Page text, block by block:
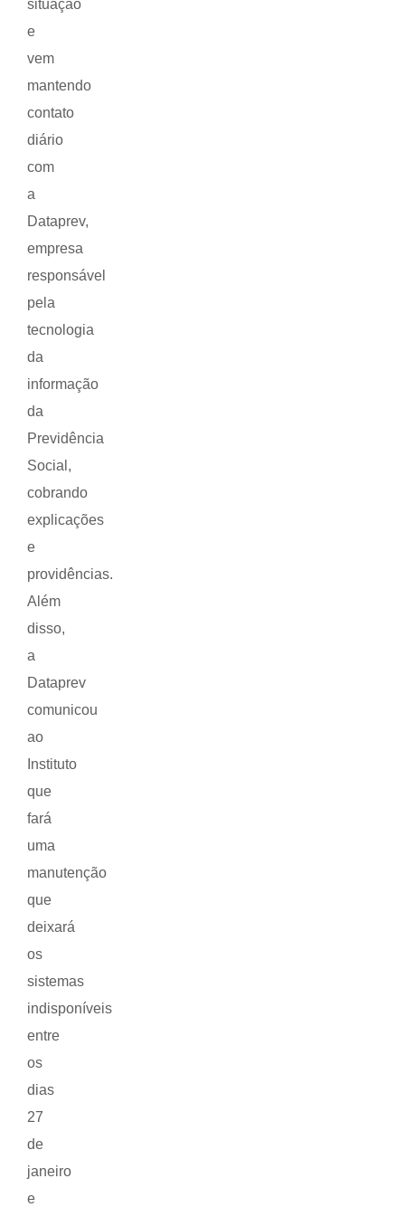
situação
e
vem
mantendo
contato
diário
com
a
Dataprev,
empresa
responsável
pela
tecnologia
da
informação
da
Previdência
Social,
cobrando
explicações
e
providências.
Além
disso,
a
Dataprev
comunicou
ao
Instituto
que
fará
uma
manutenção
que
deixará
os
sistemas
indisponíveis
entre
os
dias
27
de
janeiro
e